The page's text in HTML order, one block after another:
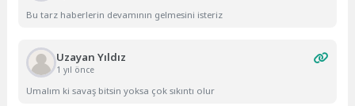
Bu tarz haberlerin devamının gelmesini isteriz
Uzayan Yıldız
1 yıl önce
Umalım ki savaş bitsin yoksa çok sıkıntı olur